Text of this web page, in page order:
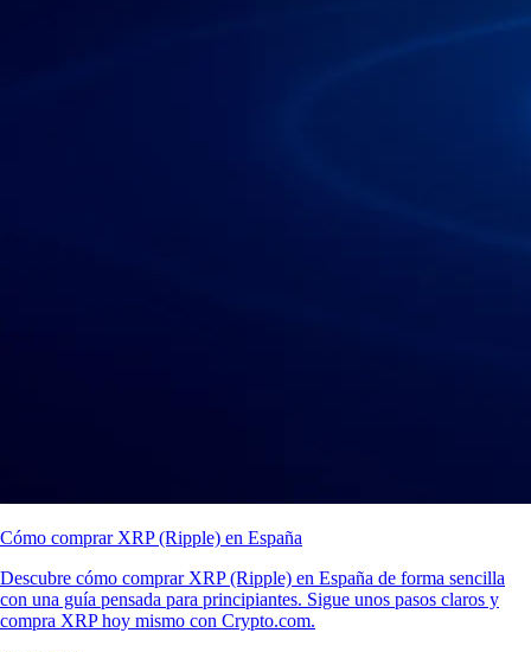
Cómo comprar XRP (Ripple) en España
Descubre cómo comprar XRP (Ripple) en España de forma sencilla
con una guía pensada para principiantes. Sigue unos pasos claros y
compra XRP hoy mismo con Crypto.com.